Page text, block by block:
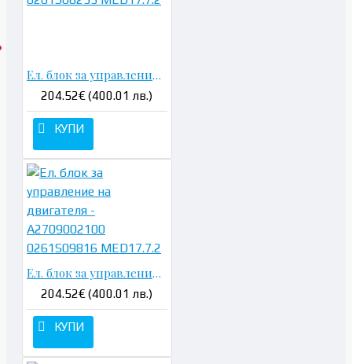
Ел. блок за управление на двигателя - A2709000900 0261S08233 MED17.7.2
204.52€ (400.01 лв.)
КУПИ
Ел. блок за управление на двигателя - A2709002100 0261S09816 MED17.7.2
204.52€ (400.01 лв.)
КУПИ